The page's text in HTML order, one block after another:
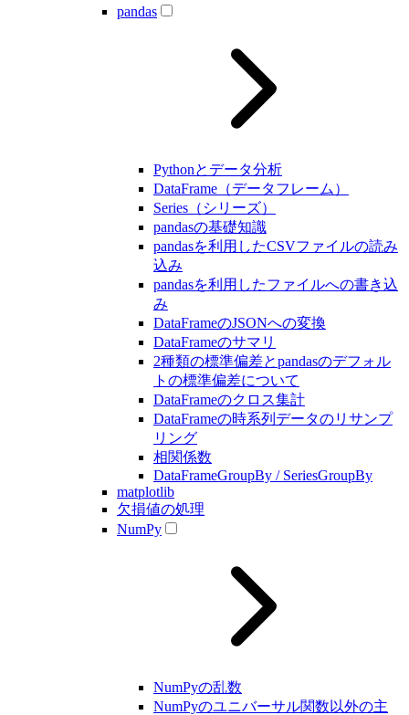
pandas
Pythonとデータ分析
DataFrame（データフレーム）
Series（シリーズ）
pandasの基礎知識
pandasを利用したCSVファイルの読み
込み
pandasを利用したファイルへの書き込
み
DataFrameのJSONへの変換
DataFrameのサマリ
2種類の標準偏差とpandasのデフォル
トの標準偏差について
DataFrameのクロス集計
DataFrameの時系列データのリサンプ
リング
相関係数
DataFrameGroupBy / SeriesGroupBy
matplotlib
欠損値の処理
NumPy
NumPyの乱数
NumPyのユニバーサル関数以外の主